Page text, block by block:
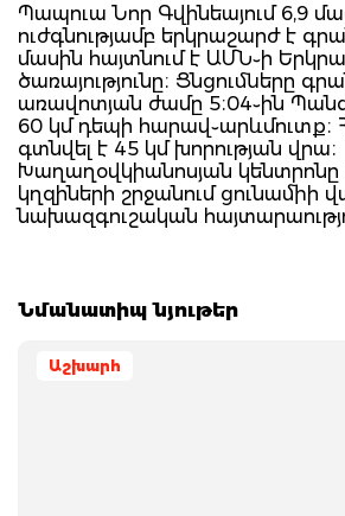
Պապուա Նոր Գվինեայում 6,9
ուժգնությամբ երկրաշարժ է
մասին հայտնում է ԱՄՆ֊ի
ծառայությունը։ Ցնցումները
առավոտյան ժամը 5։04֊ին
60 կմ դեպի հարավ֊արևմուտք։
գտնվել է 45 կմ խորության վրա։
Խաղաղօվկիանոսյան կենտրոնը
կղզիների շրջանում ցունամիի
նախազգուշական
Նմանատիպ նյութեր
Աշխարհ